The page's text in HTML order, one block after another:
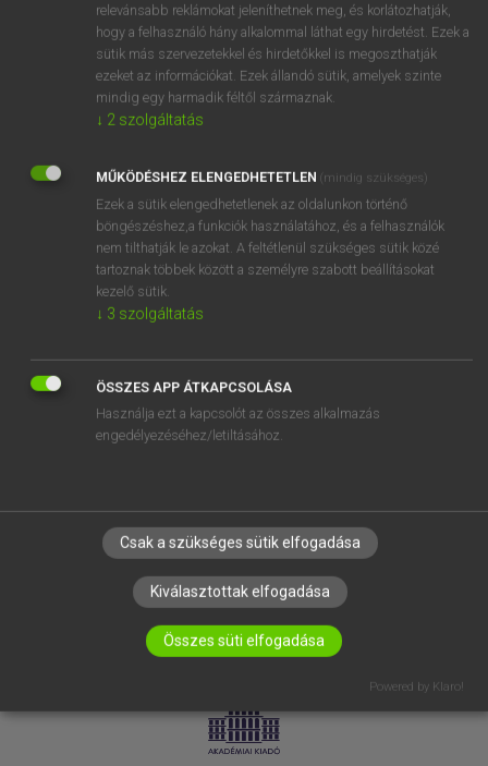
SZOTAR.NET APPLIKÁCIÓ
MICROSOFT OFFICE BŐVÍTMÉNY
BEÉPÜLŐ SZÓTÁRMODUL
ONLINE NYELVVIZSGA
EGYÉNI FELHASZNÁLÓKNAK
TANULÓKNAK
OKTATÁSI INTÉZMÉNYEKNEK
VÁLLALATI MEGOLDÁSOK
RÓLUNK
ELÉRHETŐSÉG
SÜTI BEÁLLÍTÁSOK
LICENCSZERZŐDÉS ADATVÉDELEM
relevánsabb reklámokat jeleníthetnek meg, és korlátozhatják,
hogy a felhasználó hány alkalommal láthat egy hirdetést. Ezek a
sütik más szervezetekkel és hirdetőkkel is megoszthatják
ezeket az információkat. Ezek állandó sütik, amelyek szinte
mindig egy harmadik féltől származnak.
↓ 2 szolgáltatás
MŰKÖDÉSHEZ ELENGEDHETETLEN (mindig szükséges)
Ezek a sütik elengedhetetlenek az oldalunkon történő
böngészéshez,a funkciók használatához, és a felhasználók
nem tilthatják le azokat. A feltétlenül szükséges sütik közé
tartoznak többek között a személyre szabott beállításokat
kezelő sütik.
↓ 3 szolgáltatás
ÖSSZES APP ÁTKAPCSOLÁSA
Használja ezt a kapcsolót az összes alkalmazás
engedélyezéséhez/letiltásához.
Csak a szükséges sütik elfogadása
Kiválasztottak elfogadása
Összes süti elfogadása
Powered by Klaro!